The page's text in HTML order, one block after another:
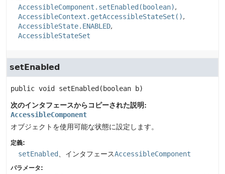
AccessibleComponent.setEnabled(boolean)
AccessibleContext.getAccessibleStateSet()
AccessibleState.ENABLED
AccessibleStateSet
setEnabled
public void setEnabled (boolean b)
次のインタフェースからコピーされた説明:
AccessibleComponent
オブジェクトを使用可能な状態に設定します。
定義:
setEnabled 、インタフェースAccessibleComponent
パラメータ: